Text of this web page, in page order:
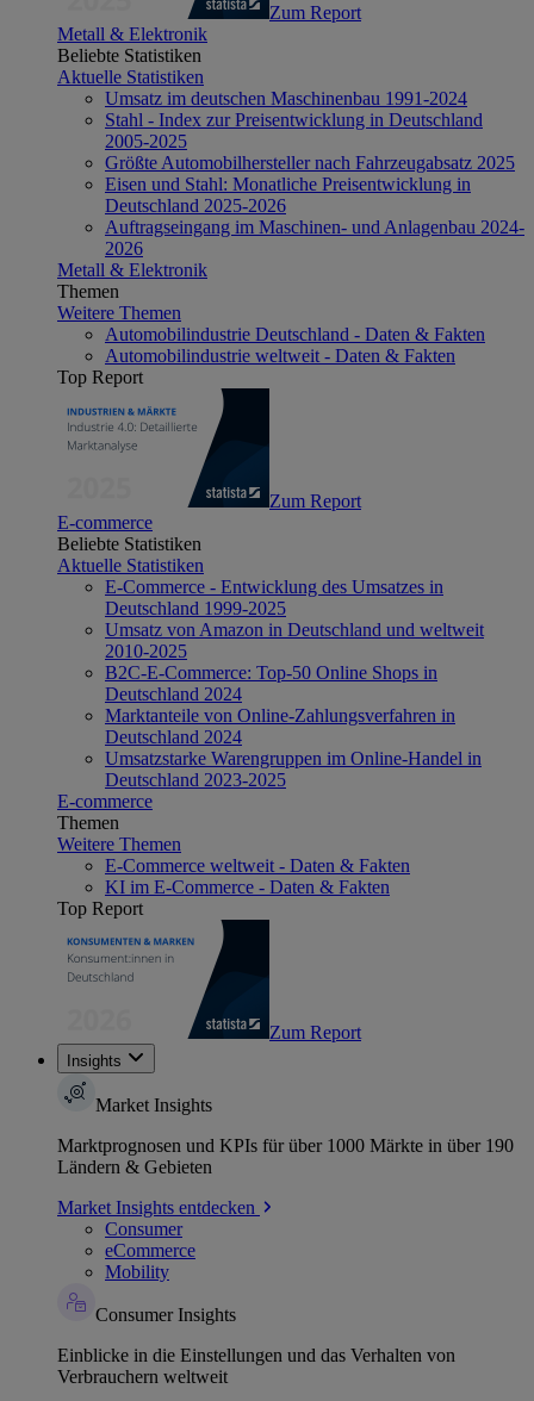
Zum Report
Metall & Elektronik
Beliebte Statistiken
Aktuelle Statistiken
Umsatz im deutschen Maschinenbau 1991-2024
Stahl - Index zur Preisentwicklung in Deutschland
2005-2025
Größte Automobilhersteller nach Fahrzeugabsatz 2025
Eisen und Stahl: Monatliche Preisentwicklung in
Deutschland 2025-2026
Auftragseingang im Maschinen- und Anlagenbau 2024-
2026
Metall & Elektronik
Themen
Weitere Themen
Automobilindustrie Deutschland - Daten & Fakten
Automobilindustrie weltweit - Daten & Fakten
Top Report
Zum Report
E-commerce
Beliebte Statistiken
Aktuelle Statistiken
E-Commerce - Entwicklung des Umsatzes in
Deutschland 1999-2025
Umsatz von Amazon in Deutschland und weltweit
2010-2025
B2C-E-Commerce: Top-50 Online Shops in
Deutschland 2024
Marktanteile von Online-Zahlungsverfahren in
Deutschland 2024
Umsatzstarke Warengruppen im Online-Handel in
Deutschland 2023-2025
E-commerce
Themen
Weitere Themen
E-Commerce weltweit - Daten & Fakten
KI im E-Commerce - Daten & Fakten
Top Report
Zum Report
Insights
Market Insights
Marktprognosen und KPIs für über 1000 Märkte in über 190
Ländern & Gebieten
Market Insights entdecken
Consumer
eCommerce
Mobility
Consumer Insights
Einblicke in die Einstellungen und das Verhalten von
Verbrauchern weltweit